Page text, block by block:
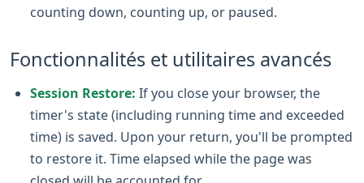
counting down, counting up, or paused.
Fonctionnalités et utilitaires avancés
Session Restore: If you close your browser, the
timer's state (including running time and exceeded
time) is saved. Upon your return, you'll be prompted
to restore it. Time elapsed while the page was